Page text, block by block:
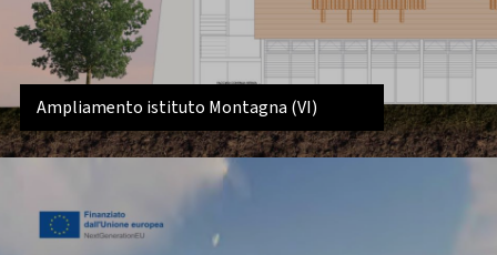
Ampliamento istituto Montagna (VI)